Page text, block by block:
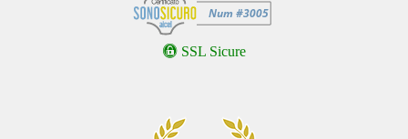
SSL Sicure